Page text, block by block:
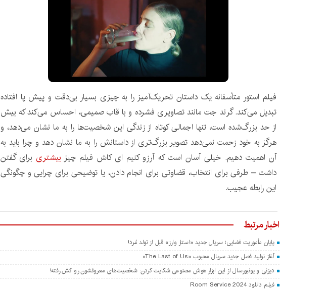
فیلم استور متأسفانه یک داستان تحریک‌آمیز را به چیزی بسیار بی‌دقت و پیش پا افتاده
تبدیل می‌کند. گرند جت مانند تصاویری فشرده و با قاب صمیمی، احساس می‌کند که بیش
از حد بزرگ‌شده است، تنها اجمالی کوتاه از زندگی این شخصیت‌ها را به ما نشان می‌دهد، و
هرگز به خود زحمت نمی‌دهد تصویر بزرگ‌تری از داستانش را به ما نشان دهد و چرا باید به
آن اهمیت دهیم. خیلی آسان است که آرزو کنیم ای کاش فیلم چیز بیشتری برای گفتن
داشت – طرفی برای انتخاب، قضاوتی برای انجام دادن، یا توضیحی برای چرایی و چگونگی
این رابطه عجیب.
اخبار مرتبط
پایان مأموریت فضایی؛ سریال جدید «استار وارز» قبل از تولد مُرد!
آغاز تولید فصل جدید سریال محبوب «The Last of Us»
دیزنی و یونیورسال از این ابزار هوش مصنوعی شکایت کردن: شخصیت‌های معروفشون رو کش رفته!
فیلم دانلود Room Service 2024